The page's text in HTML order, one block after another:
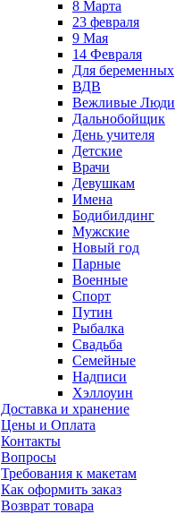
8 Марта
23 февраля
9 Мая
14 Февраля
Для беременных
ВДВ
Вежливые Люди
Дальнобойщик
День учителя
Детские
Врачи
Девушкам
Имена
Бодибилдинг
Мужские
Новый год
Парные
Военные
Спорт
Путин
Рыбалка
Свадьба
Семейные
Надписи
Хэллоуин
Доставка и хранение
Цены и Оплата
Контакты
Вопросы
Требования к макетам
Как оформить заказ
Возврат товара